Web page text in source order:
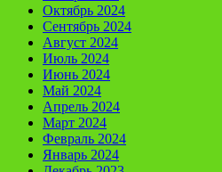
Октябрь 2024
Сентябрь 2024
Август 2024
Июль 2024
Июнь 2024
Май 2024
Апрель 2024
Март 2024
Февраль 2024
Январь 2024